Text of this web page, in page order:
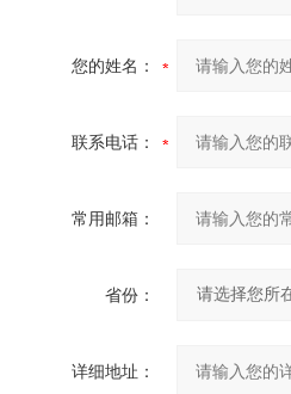
您的姓名：
联系电话：
常用邮箱：
省份：
详细地址：